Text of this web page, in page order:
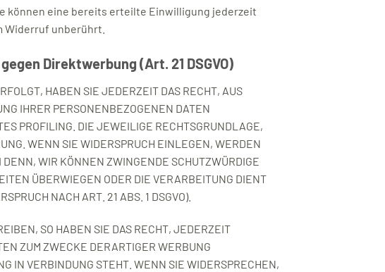
können eine bereits erteilte Einwilligung jederzeit
Widerruf unberührt.
Direktwerbung (Art. 21 DSGVO)
HABEN SIE JEDERZEIT DAS RECHT, AUS
IHRER PERSONENBEZOGENEN DATEN
PROFILING. DIE JEWEILIGE RECHTSGRUNDLAGE,
WENN SIE WIDERSPRUCH EINLEGEN, WERDEN
WIR KÖNNEN ZWINGENDE SCHUTZWÜRDIGE
ÜBERWIEGEN ODER DIE VERARBEITUNG DIENT
NACH ART. 21 ABS. 1 DSGVO).
SO HABEN SIE DAS RECHT, JEDERZEIT
ZUM ZWECKE DERARTIGER WERBUNG
IN VERBINDUNG STEHT. WENN SIE WIDERSPRECHEN,